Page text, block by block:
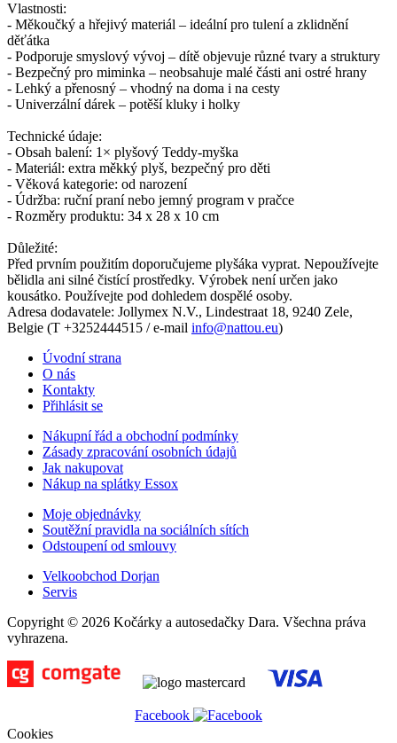
Vlastnosti:
- Měkoučký a hřejivý materiál – ideální pro tulení a zklidnění
děťátka
- Podporuje smyslový vývoj – dítě objevuje různé tvary a struktury
- Bezpečný pro miminka – neobsahuje malé části ani ostré hrany
- Lehký a přenosný – vhodný na doma i na cesty
- Univerzální dárek – potěší kluky i holky
Technické údaje:
- Obsah balení: 1× plyšový Teddy-myška
- Materiál: extra měkký plyš, bezpečný pro děti
- Věková kategorie: od narození
- Údržba: ruční praní nebo jemný program v pračce
- Rozměry produktu: 34 x 28 x 10 cm
Důležité:
Před prvním použitím doporučujeme plyšáka vyprat. Nepoužívejte
bělidla ani silné čistící prostředky. Výrobek není určen jako
kousátko. Používejte pod dohledem dospělé osoby.
Adresa dodavatele: Jollymex N.V., Lindestraat 18, 9240 Zele,
Belgie (T +3252444515 / e-mail info@nattou.eu)
Úvodní strana
O nás
Kontakty
Přihlásit se
Nákupní řád a obchodní podmínky
Zásady zpracování osobních údajů
Jak nakupovat
Nákup na splátky Essox
Moje objednávky
Soutěžní pravidla na sociálních sítích
Odstoupení od smlouvy
Velkoobchod Dorjan
Servis
Copyright © 2026 Kočárky a autosedačky Dara. Všechna práva
vyhrazena.
Facebook
Cookies